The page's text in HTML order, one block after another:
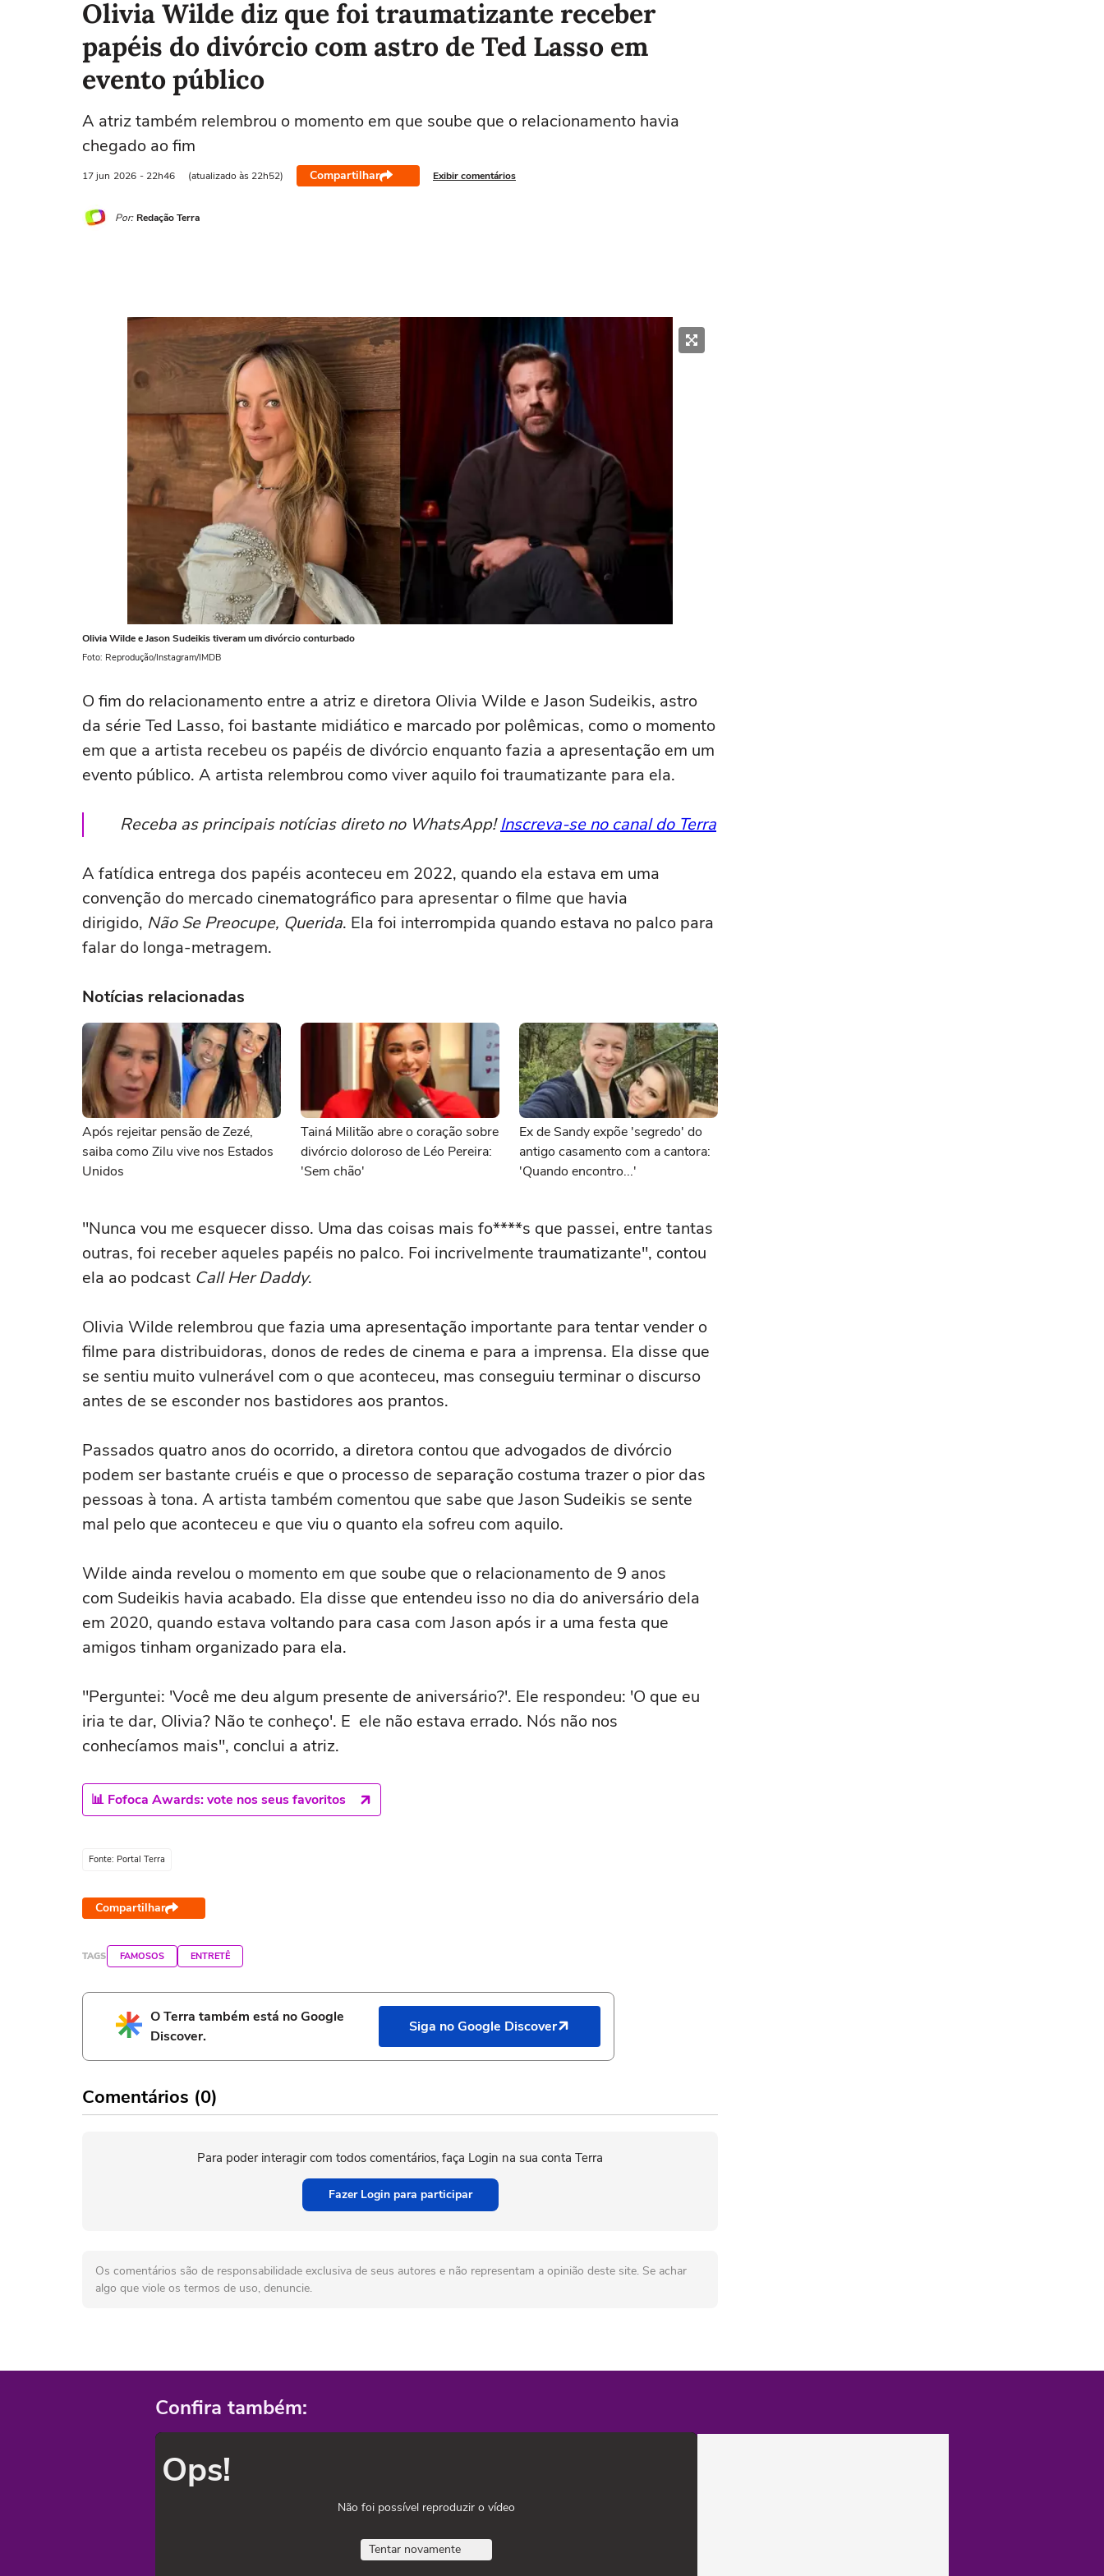
Olivia Wilde diz que foi traumatizante receber
papéis do divórcio com astro de Ted Lasso em
evento público
A atriz também relembrou o momento em que soube que o relacionamento havia
chegado ao fim
17 jun 2026 - 22h46 (atualizado às 22h52) Compartilhar Exibir comentários
Por: Redação Terra
Olivia Wilde e Jason Sudeikis tiveram um divórcio conturbado
Foto: Reprodução/Instagram/IMDB
O fim do relacionamento entre a atriz e diretora Olivia Wilde e Jason Sudeikis, astro
da série Ted Lasso, foi bastante midiático e marcado por polêmicas, como o momento
em que a artista recebeu os papéis de divórcio enquanto fazia a apresentação em um
evento público. A artista relembrou como viver aquilo foi traumatizante para ela.
Receba as principais notícias direto no WhatsApp!Inscreva-se no canal do Terra
A fatídica entrega dos papéis aconteceu em 2022, quando ela estava em uma
convenção do mercado cinematográfico para apresentar o filme que havia
dirigido, Não Se Preocupe, Querida. Ela foi interrompida quando estava no palco para
falar do longa-metragem.
Notícias relacionadas
Após rejeitar pensão de Zezé,
saiba como Zilu vive nos Estados
Unidos
Tainá Militão abre o coração sobre
divórcio doloroso de Léo Pereira:
'Sem chão'
Ex de Sandy expõe 'segredo' do
antigo casamento com a cantora:
'Quando encontro...'
"Nunca vou me esquecer disso. Uma das coisas mais fo****s que passei, entre tantas
outras, foi receber aqueles papéis no palco. Foi incrivelmente traumatizante", contou
ela ao podcast Call Her Daddy.
Olivia Wilde relembrou que fazia uma apresentação importante para tentar vender o
filme para distribuidoras, donos de redes de cinema e para a imprensa. Ela disse que
se sentiu muito vulnerável com o que aconteceu, mas conseguiu terminar o discurso
antes de se esconder nos bastidores aos prantos.
Passados quatro anos do ocorrido, a diretora contou que advogados de divórcio
podem ser bastante cruéis e que o processo de separação costuma trazer o pior das
pessoas à tona. A artista também comentou que sabe que Jason Sudeikis se sente
mal pelo que aconteceu e que viu o quanto ela sofreu com aquilo.
Wilde ainda revelou o momento em que soube que o relacionamento de 9 anos
com Sudeikis havia acabado. Ela disse que entendeu isso no dia do aniversário dela
em 2020, quando estava voltando para casa com Jason após ir a uma festa que
amigos tinham organizado para ela.
"Perguntei: 'Você me deu algum presente de aniversário?'. Ele respondeu: 'O que eu
iria te dar, Olivia? Não te conheço'. E ele não estava errado. Nós não nos
conhecíamos mais", conclui a atriz.
📊 Fofoca Awards: vote nos seus favoritos
Fonte: Portal Terra
Compartilhar
TAGS FAMOSOS ENTRETÊ
O Terra também está no Google
Discover.
Siga no Google Discover
Comentários (0)
Para poder interagir com todos comentários, faça Login na sua conta Terra
Fazer Login para participar
Os comentários são de responsabilidade exclusiva de seus autores e não representam a opinião deste site. Se achar
algo que viole os termos de uso, denuncie.
Confira também:
Ops!
Não foi possível reproduzir o vídeo
Tentar novamente